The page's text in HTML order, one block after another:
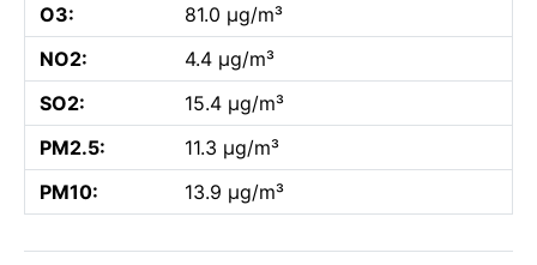
O3:
81.0 µg/m³
NO2:
4.4 µg/m³
SO2:
15.4 µg/m³
PM2.5:
11.3 µg/m³
PM10:
13.9 µg/m³